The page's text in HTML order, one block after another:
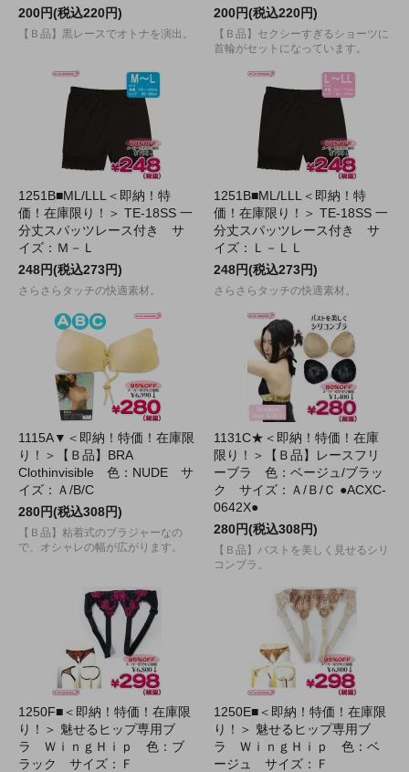
200円(税込220円)
【Ｂ品】黒レースでオトナを演出。
200円(税込220円)
【Ｂ品】セクシーすぎるショーツに
首輪がセットになっています。
1251B■ML/LLL＜即納！特
価！在庫限り！＞ TE-18SS 一
分丈スパッツレース付き サ
イズ：Ｍ－Ｌ
248円(税込273円)
さらさらタッチの快適素材。
1251B■ML/LLL＜即納！特
価！在庫限り！＞ TE-18SS 一
分丈スパッツレース付き サ
イズ：Ｌ－ＬＬ
248円(税込273円)
さらさらタッチの快適素材。
1115A▼＜即納！特価！在庫限
り！＞【Ｂ品】BRA
Clothinvisible 色：NUDE サ
イズ：Ａ/B/C
280円(税込308円)
【Ｂ品】粘着式のブラジャーなの
で、オシャレの幅が広がります。
1131C★＜即納！特価！在庫
限り！＞【Ｂ品】レースフリ
ーブラ 色：ベージュ/ブラッ
ク サイズ：Ａ/Ｂ/Ｃ ●ACXC-
0642X●
280円(税込308円)
【Ｂ品】バストを美しく見せるシリ
コンブラ。
1250F■＜即納！特価！在庫限
り！＞ 魅せるヒップ専用ブ
ラ ＷｉｎｇＨｉｐ 色：ブ
ラック サイズ：Ｆ
1250E■＜即納！特価！在庫限
り！＞ 魅せるヒップ専用ブ
ラ ＷｉｎｇＨｉｐ 色：ベ
ージュ サイズ：Ｆ